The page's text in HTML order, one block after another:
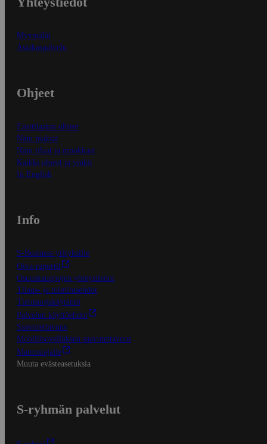
Myymälät
Asiakaspalvelu
Ohjeet
Ensitilaajan ohjeet
Näin maksat
Näin tilaat ja muokkaat
Kaikki ohjeet ja vinkit
In English
Info
S-Business yrityksille
Oiva-raportit
Osuuskauppojen yhteystiedot
Tilaus- ja toimitusehdot
Tietosuojakäytäntö
Palvelun käyttöehdot
Saavutettavuus
Mobiilisovelluksen saavutettavuus
Mainostajalle
Muuta evästeasetuksia
S-ryhmän palvelut